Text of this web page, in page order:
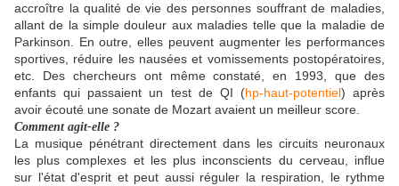
accroître la qualité de vie des personnes souffrant de maladies,
allant de la simple douleur aux maladies telle que la maladie de
Parkinson. En outre, elles peuvent augmenter les performances
sportives, réduire les nausées et vomissements postopératoires,
etc. Des chercheurs ont même constaté, en 1993, que des
enfants qui passaient un test de QI (hp-haut-potentiel) après
avoir écouté une sonate de Mozart avaient un meilleur score.
Comment agit-elle ?
La musique pénétrant directement dans les circuits neuronaux
les plus complexes et les plus inconscients du cerveau, influe
sur l'état d'esprit et peut aussi réguler la respiration, le rythme